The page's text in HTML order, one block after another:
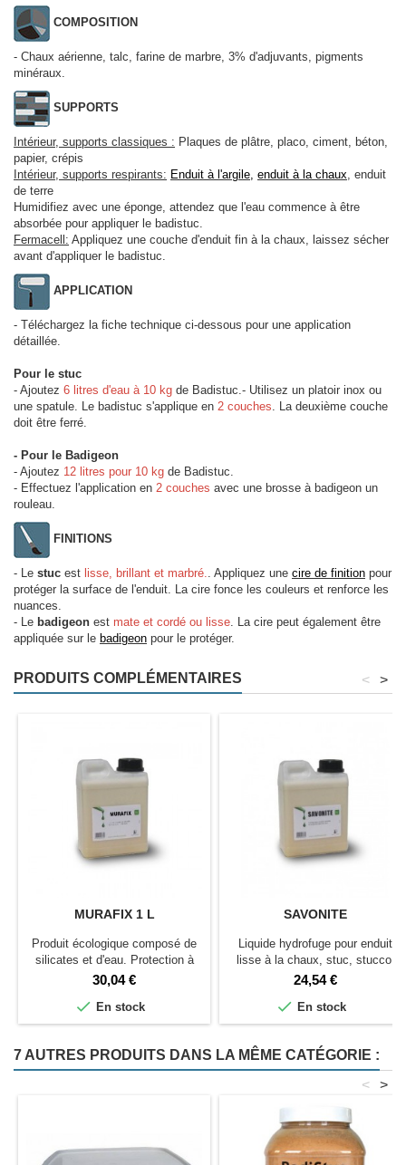
COMPOSITION
- Chaux aérienne, talc, farine de marbre, 3% d'adjuvants, pigments
minéraux.
SUPPORTS
Intérieur, supports classiques : Plaques de plâtre, placo, ciment, béton,
papier, crépis
Intérieur, supports respirants: Enduit à l'argile enduit à la chaux , enduit
de terre
Humidifiez avec une éponge, attendez que l'eau commence à être
absorbée pour appliquer le badistuc.
Fermacell: Appliquez une couche d'enduit fin à la chaux, laissez sécher
avant d'appliquer le badistuc.
APPLICATION
- Téléchargez la fiche technique ci-dessous pour une application
détaillée.
Pour le stuc
- Ajoutez 6 litres d'eau à 10 kg de Badistuc.- Utilisez un platoir inox ou
une spatule. Le badistuc s'applique en 2 couches . La deuxième couche
doit être ferré.
- Pour le Badigeon
- Ajoutez 12 litres pour 10 kg de Badistuc.
- Effectuez l'application en 2 couches avec une brosse à badigeon un
rouleau.
FINITIONS
- Le stuc est lisse, brillant et marbré. . Appliquez une cire de finition pour
protéger la surface de l'enduit. La cire fonce les couleurs et renforce les
nuances.
- Le badigeon est mate et cordé ou lisse . La cire peut également être
appliquée sur le badigeon pour le protéger.
PRODUITS COMPLÉMENTAIRES >
<
MURAFIX 1 L
Produit écologique composé de
silicates et d'eau. Protection à
pulvériser pour 5 m²
Prix
30,04 €
 En stock
SAVONITE
Liquide hydrofuge pour enduit
lisse à la chaux, stuc, stucco.
Prix
24,54 €
 En stock
7 AUTRES PRODUITS DANS LA MÊME CATÉGORIE :
>
<